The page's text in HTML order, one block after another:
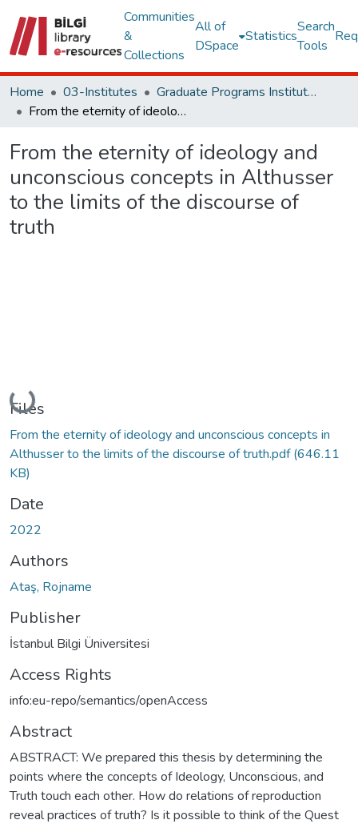
Communities
&
Collections
All of
DSpace
Statistics
Search
Tools
Home 03-Institutes
Graduate Programs Institute Thesis Collection
From the eternity of ideology and unconscious concepts in Althusser to the limits of the discourse of truth
From the eternity of ideology and
unconscious concepts in Althusser
to the limits of the discourse of
truth
Loading...
Files
From the eternity of ideology and unconscious concepts in
Althusser to the limits of the discourse of truth.pdf(646.11
KB)
Date
2022
Authors
Ataş, Rojname
Publisher
İstanbul Bilgi Üniversitesi
Access Rights
info:eu-repo/semantics/openAccess
Abstract
ABSTRACT: We prepared this thesis by determining the
points where the concepts of Ideology, Unconscious, and
Truth touch each other. How do relations of reproduction
reveal practices of truth? Is it possible to think of the Quest